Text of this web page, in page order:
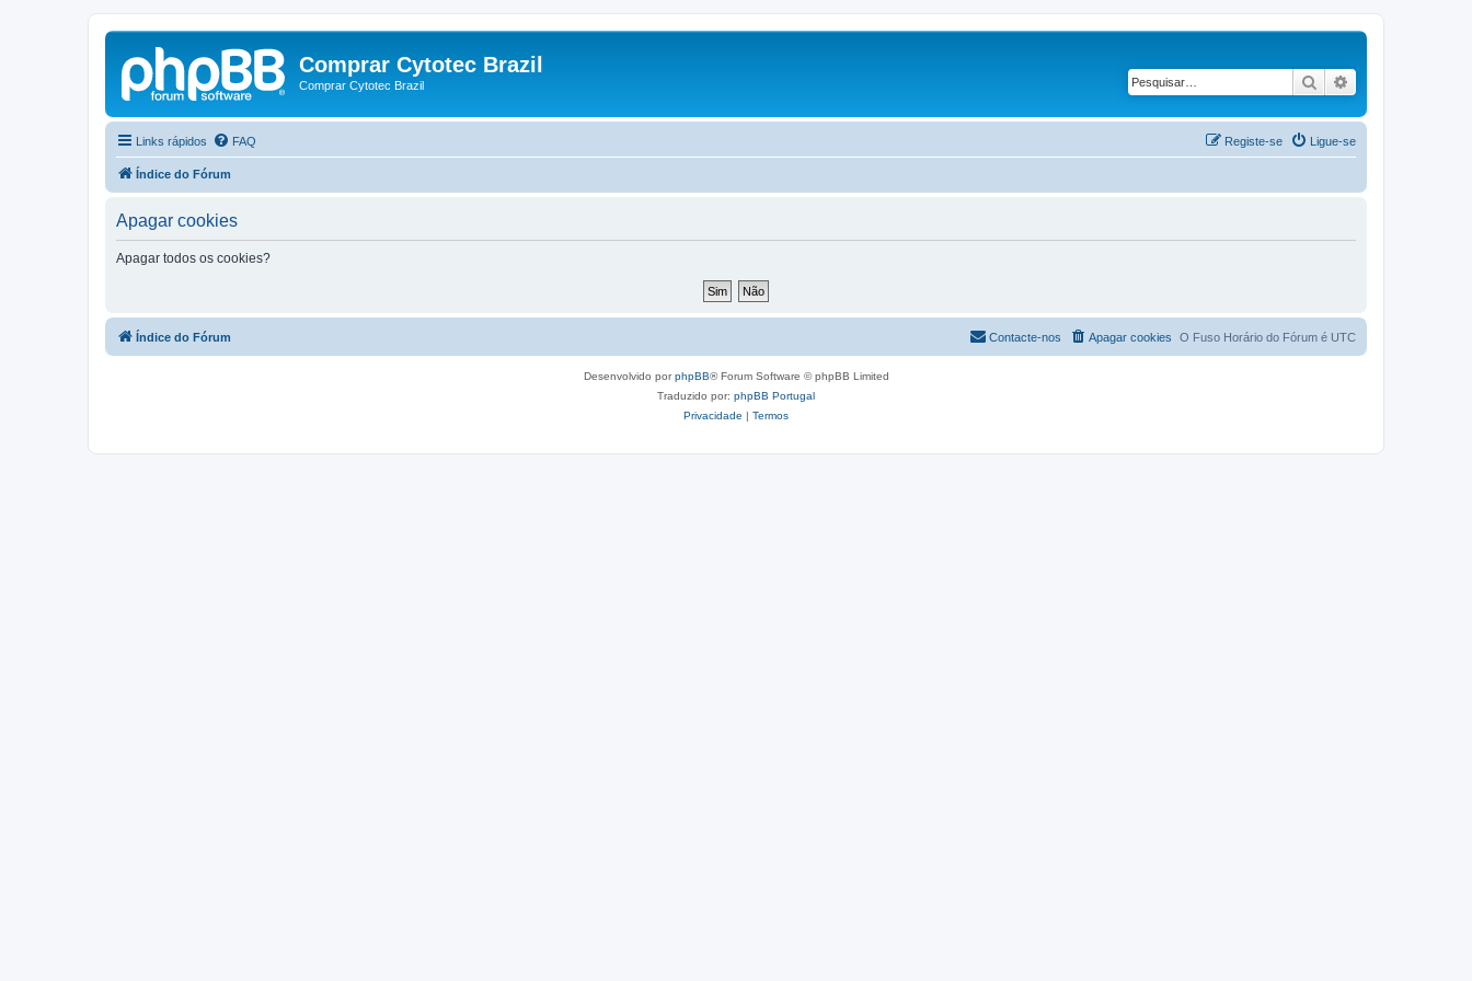
Comprar Cytotec Brazil
Comprar Cytotec Brazil Pesquisar
Links rápidos FAQ Ligue-se
Registe-se
Índice do Fórum
Apagar cookies
Apagar todos os cookies?
Índice do Fórum O Fuso Horário do Fórum é UTC
Apagar cookies
Contacte-nos
Desenvolvido porphpBB® Forum Software © phpBB Limited
Traduzido por: phpBB Portugal
Privacidade | Termos